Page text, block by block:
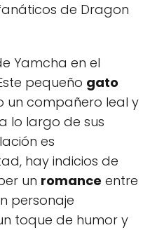
de Dragon
Yamcha en el
pequeño gato
un compañero leal y
lo largo de sus
es
hay indicios de
un romance entre
personaje
toque de humor y